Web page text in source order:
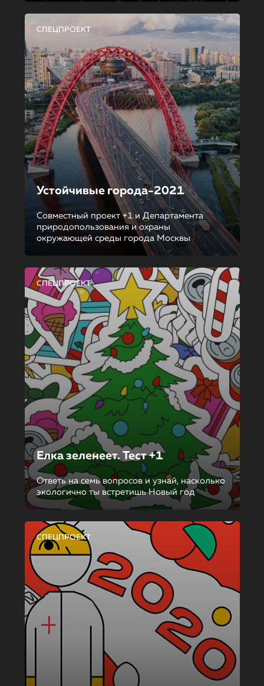
СПЕЦПРОЕКТ
Устойчивые города-2021
Совместный проект +1 и Департамента
природопользования и охраны
окружающей среды города Москвы
СПЕЦПРОЕКТ
Елка зеленеет. Тест +1
Ответь на семь вопросов и узнай, насколько
экологично ты встретишь Новый год
СПЕЦПРОЕКТ